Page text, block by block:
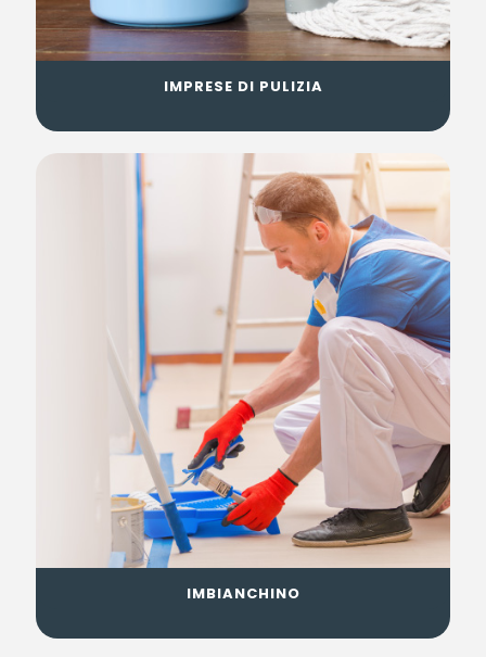
IMPRESE DI PULIZIA
IMBIANCHINO